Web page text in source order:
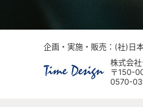
企画・実施・販売：(社)日
株式会
〒150-
0570-